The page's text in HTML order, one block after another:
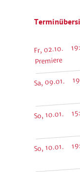
Fr, 02.10.
Premiere
Sa, 09.01.
So, 10.01.
So, 10.01.